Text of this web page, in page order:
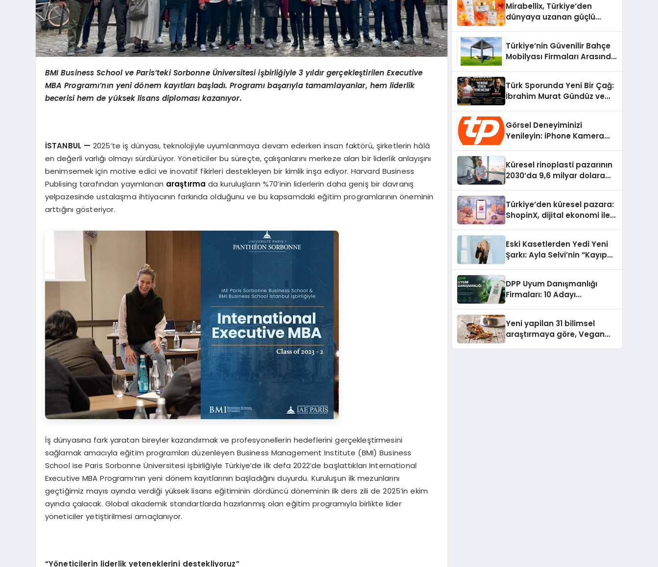
BMI Business School ve Paris’teki Sorbonne Üniversitesi işbirliğiyle 3 yıldır gerçekleştirilen Executive
MBA Programı’nın yeni dönem kayıtları başladı. Programı başarıyla tamamlayanlar, hem liderlik
becerisi hem de yüksek lisans diploması kazanıyor.
İSTANBUL — 2025’te iş dünyası, teknolojiyle uyumlanmaya devam ederken insan faktörü, şirketlerin hâlâ
en değerli varlığı olmayı sürdürüyor. Yöneticiler bu süreçte, çalışanlarını merkeze alan bir liderlik anlayışını
benimsemek için motive edici ve inovatif fikirleri destekleyen bir kimlik inşa ediyor. Harvard Business
Publising tarafından yayımlanan araştırma da kuruluşların %70’inin liderlerin daha geniş bir davranış
yelpazesinde ustalaşma ihtiyacının farkında olduğunu ve bu kapsamdaki eğitim programlarının öneminin
arttığını gösteriyor.
İş dünyasına fark yaratan bireyler kazandırmak ve profesyonellerin hedeflerini gerçekleştirmesini
sağlamak amacıyla eğitim programları düzenleyen Business Management Institute (BMI) Business
School ise Paris Sorbonne Üniversitesi işbirliğiyle Türkiye’de ilk defa 2022’de başlattıkları International
Executive MBA Programı’nın yeni dönem kayıtlarının başladığını duyurdu. Kuruluşun ilk mezunlarını
geçtiğimiz mayıs ayında verdiği yüksek lisans eğitiminin dördüncü döneminin ilk ders zili de 2025’in ekim
ayında çalacak. Global akademik standartlarda hazırlanmış olan eğitim programıyla birlikte lider
yöneticiler yetiştirilmesi amaçlanıyor.
“Yöneticilerin liderlik yeteneklerini destekliyoruz”
Mirabellix, Türkiye’den
dünyaya uzanan güçlü
Türkiye’nin Güvenilir Bahçe
Mobilyası Firmaları Arasında
Türk Sporunda Yeni Bir Çağ:
İbrahim Murat Gündüz ve
Görsel Deneyiminizi
Yenileyin: iPhone Kamera
Küresel rinoplasti pazarının
2030’da 9,6 milyar dolara
Türkiye’den küresel pazara:
ShopinX, dijital ekonomi ile
Eski Kasetlerden Yedi Yeni
Şarkı: Ayla Selvi’nin “Kayıp
DPP Uyum Danışmanlığı
Firmaları: 10 Adayı
Yeni yapilan 31 bilimsel
araştırmaya göre, Vegan